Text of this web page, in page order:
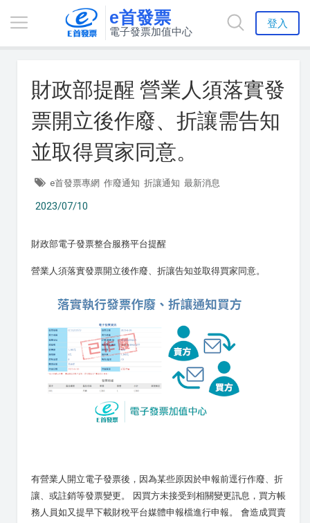
e首發票
電子發票加值中心
登入
財政部提醒 營業人須落實發
票開立後作廢、折讓需告知
並取得買家同意。
e首發票專網 作廢通知 折讓通知 最新消息
2023/07/10
財政部電子發票整合服務平台提醒
營業人須落實發票開立後作廢、折讓告知並取得買家同意。
有營業人開立電子發票後，因為某些原因於申報前逕行作廢、折
讓、或註銷等發票變更。 因買方未接受到相關變更訊息，買方帳
務人員如又提早下載財稅平台媒體申報檔進行申報。 會造成買賣